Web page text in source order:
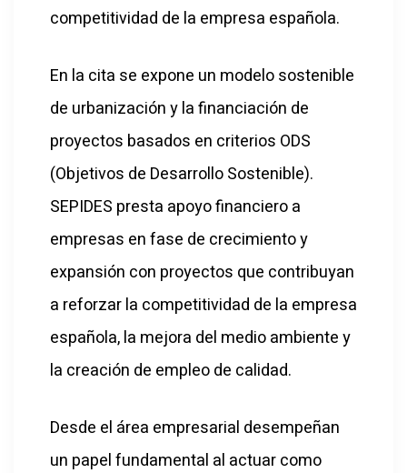
competitividad de la empresa española.
En la cita se expone un modelo sostenible
de urbanización y la financiación de
proyectos basados en criterios ODS
(Objetivos de Desarrollo Sostenible).
SEPIDES presta apoyo financiero a
empresas en fase de crecimiento y
expansión con proyectos que contribuyan
a reforzar la competitividad de la empresa
española, la mejora del medio ambiente y
la creación de empleo de calidad.
Desde el área empresarial desempeñan
un papel fundamental al actuar como